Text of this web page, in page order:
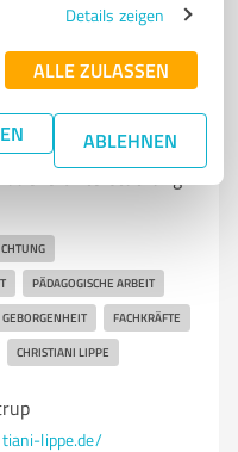
Details zeigen
ALLE ZULASSEN
ABLEHNEN
PÄDAGOGISCHE ARBEIT
GEBORGENHEIT FACHKRÄFTE
CHRISTIANI LIPPE
lippe.de/